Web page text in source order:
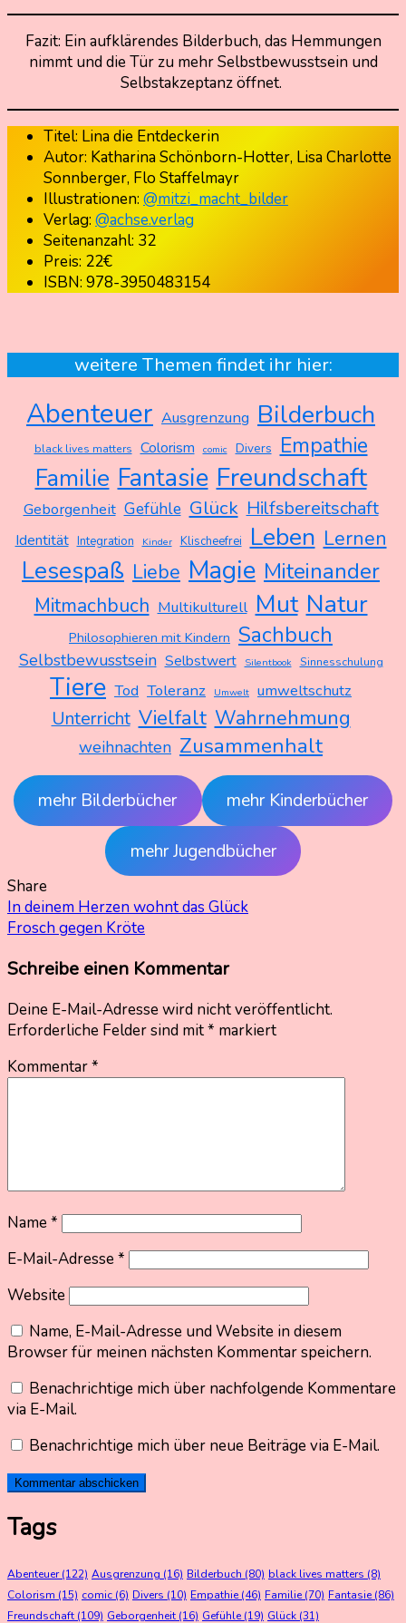
Fazit: Ein aufklärendes Bilderbuch, das Hemmungen
nimmt und die Tür zu mehr Selbstbewusstsein und
Selbstakzeptanz öffnet.
Titel: Lina die Entdeckerin
Autor: Katharina Schönborn-Hotter, Lisa Charlotte
Sonnberger, Flo Staffelmayr
Illustrationen: @mitzi_macht_bilder
Verlag: @achse.verlag
Seitenanzahl: 32
Preis: 22€
ISBN: 978-3950483154
weitere Themen findet ihr hier:
Abenteuer Ausgrenzung Bilderbuch
black lives matters Colorism comic Divers Empathie
Familie Fantasie Freundschaft
Geborgenheit Gefühle Glück Hilfsbereitschaft
Identität Integration Kinder Klischeefrei Leben Lernen
Lesespaß Liebe Magie Miteinander
Mitmachbuch Multikulturell Mut Natur
Philosophieren mit Kindern Sachbuch
Selbstbewusstsein Selbstwert Silentbook Sinnesschulung
Tiere Tod Toleranz Umwelt umweltschutz
Unterricht Vielfalt Wahrnehmung
weihnachten Zusammenhalt
mehr Bilderbücher mehr Kinderbücher
mehr Jugendbücher
Share
Beitragsnavigation
In deinem Herzen wohnt das Glück
Frosch gegen Kröte
Schreibe einen Kommentar
Deine E-Mail-Adresse wird nicht veröffentlicht.
Erforderliche Felder sind mit* markiert
Kommentar*
Name*
E-Mail-Adresse*
Website
Name, E-Mail-Adresse und Website in diesem
Browser für meinen nächsten Kommentar speichern.
Benachrichtige mich über nachfolgende Kommentare
via E-Mail.
Benachrichtige mich über neue Beiträge via E-Mail.
Tags
Abenteuer(122) Ausgrenzung (16) Bilderbuch (80) black lives matters (8)
Colorism (15) comic (6) Divers (10) Empathie(46) Familie(70) Fantasie(86)
Freundschaft (109) Geborgenheit (16) Gefühle(19) Glück (31)